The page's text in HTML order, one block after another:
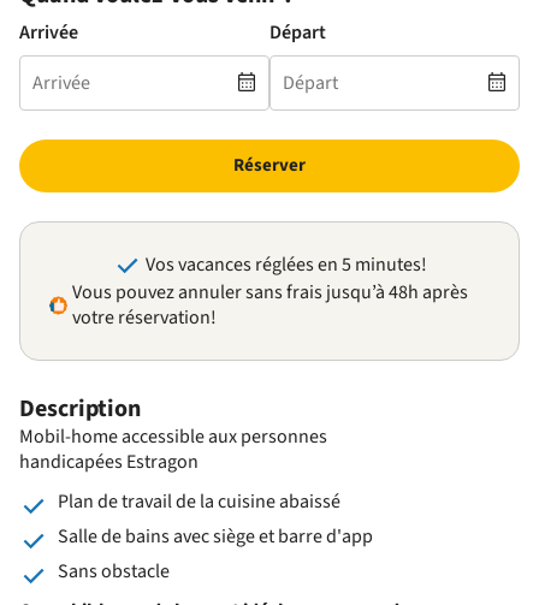
Description
Mobil-home accessible aux personnes
handicapées Estragon
Plan de travail de la cuisine abaissé
Salle de bains avec siège et barre d'app
Sans obstacle
Arrivée Départ
Réserver
Vos vacances réglées en 5 minutes!
Vous pouvez annuler sans frais jusqu’à 48h après
votre réservation!